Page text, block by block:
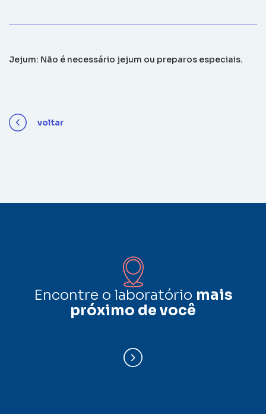
Jejum: Não é necessário jejum ou preparos especiais.
voltar
Encontre o laboratório mais
próximo de você